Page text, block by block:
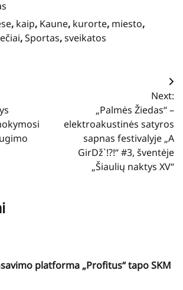
, kaip, Kaune, kurorte, miesto,
,Sportas,sveikatos
Next:
„Palmės Žiedas“ –
elektroakustinės satyros
sapnas festivalyje „A
GirDž`!?!“ #3, šventėje
„Šiaulių naktys XV“
platforma „Profitus“ tapo SKM